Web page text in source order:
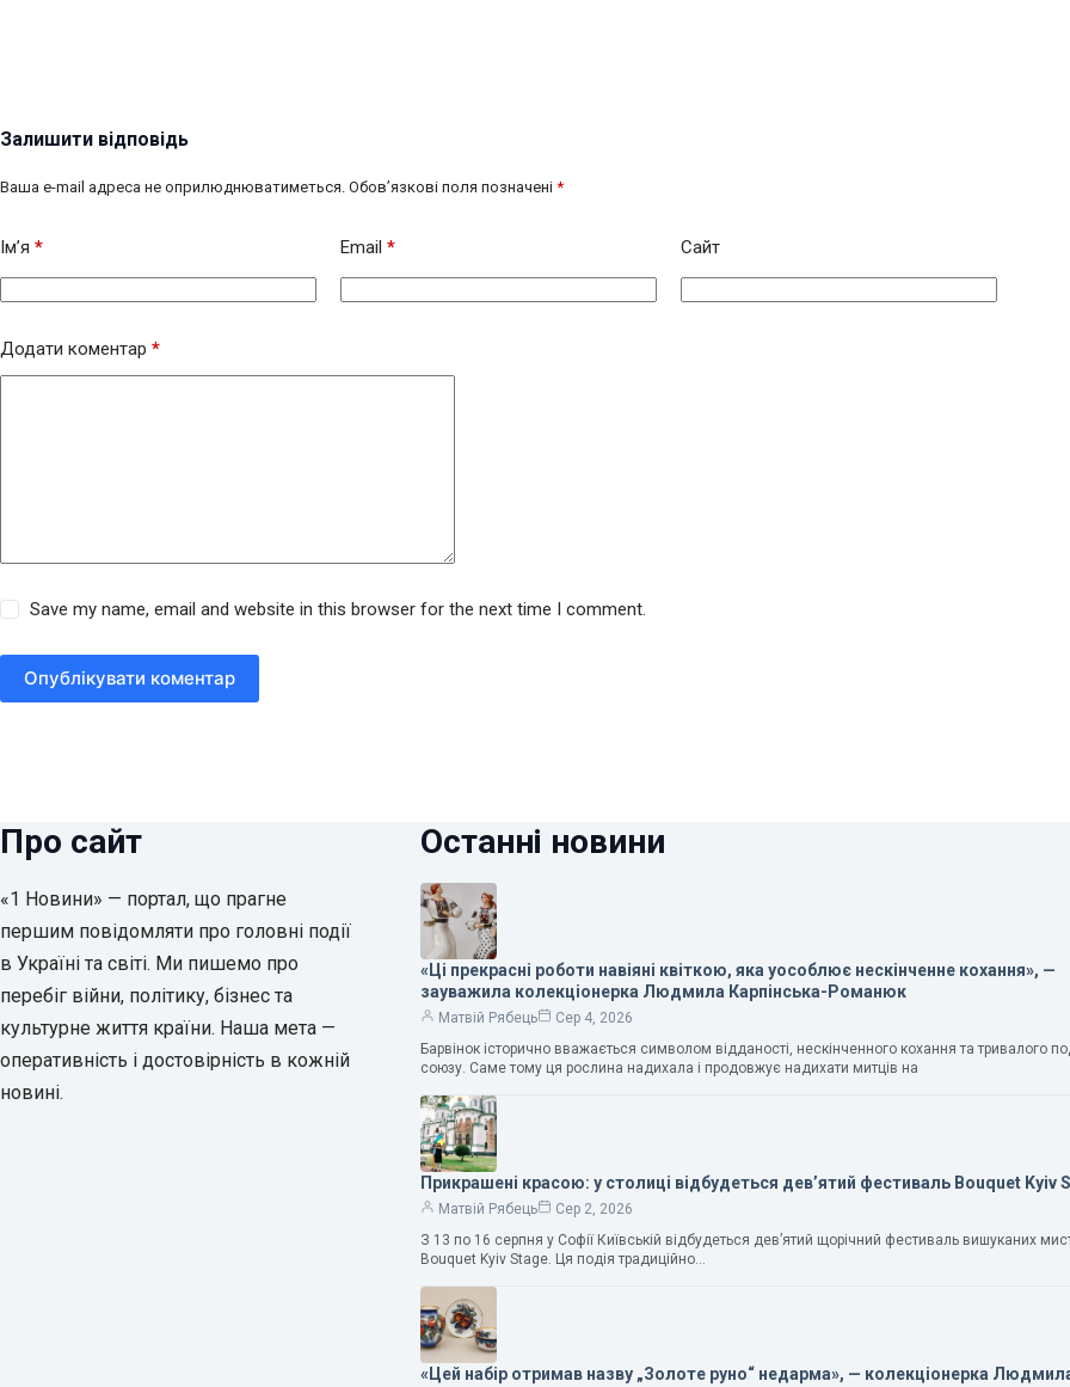
Залишити відповідь
Ваша e-mail адреса не оприлюднюватиметься. Обов’язкові поля позначені *
Ім’я * Email * Сайт
Додати коментар *
Save my name, email and website in this browser for the next time I comment.
Опублікувати коментар
Про сайт
«1 Новини» — портал, що прагне
першим повідомляти про головні події
в Україні та світі. Ми пишемо про
перебіг війни, політику, бізнес та
культурне життя країни. Наша мета —
оперативність і достовірність в кожній
новині.
Останні новини
«Ці прекрасні роботи навіяні квіткою, яка уособлює нескінченне кохання», —
зауважила колекціонерка Людмила Карпінська-Романюк
Матвій Рябець
Сер 4, 2026
Барвінок історично вважається символом відданості, нескінченного кохання та тривалого
союзу. Саме тому ця рослина надихала і продовжує надихати митців на
Прикрашені красою: у столиці відбудеться дев’ятий фестиваль Bouquet Kyiv
Матвій Рябець
Сер 2, 2026
З 13 по 16 серпня у Софії Київській відбудеться дев’ятий щорічний фестиваль вишуканих
Bouquet Kyiv Stage. Ця подія традиційно…
«Цей набір отримав назву „Золоте руно“ недарма», — колекціонерка